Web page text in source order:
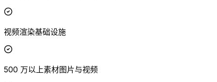
视频渲染基础设施
500 万以上素材图片与视频